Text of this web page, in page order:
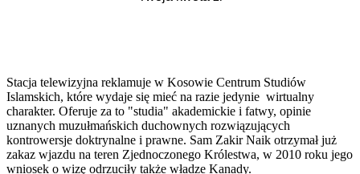
Stacja telewizyjna reklamuje w Kosowie Centrum Studiów
Islamskich, które wydaje się mieć na razie jedynie wirtualny
charakter. Oferuje za to "studia" akademickie i fatwy, opinie
uznanych muzułmańskich duchownych rozwiązujących
kontrowersje doktrynalne i prawne. Sam Zakir Naik otrzymał już
zakaz wjazdu na teren Zjednoczonego Królestwa, w 2010 roku jego
wniosek o wizę odrzuciły także władze Kanady.